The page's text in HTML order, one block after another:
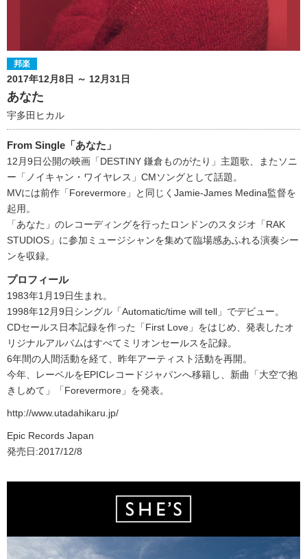
邦楽
2017年12月8日 ～ 12月31日
あなた
宇多田ヒカル
From Single「あなた」
12月9日公開の映画「DESTINY 鎌倉ものがたり」主題歌、またソニ
ー「ノイキャン・ワイヤレス」CMソングとして話題。
MVには前作「Forevermore」と同じくJamie-James Medina監督を
起用。
「あなた」のレコーディングを行ったロンドンのスタジオ「RAK
STUDIOS」に参加ミュージシャンを集めて臨場感あふれる演奏シー
ンを収録。
プロフィール
1983年1月19日生まれ。
1998年12月9日シングル「Automatic/time will tell」でデビュー。
CDセールス日本記録を作った「First Love」をはじめ、発表したオ
リジナルアルバムはすべてミリオンセールスを記録。
6年間の人間活動を経て、昨年アーティスト活動を再開。
今年、レーベルをEPICレコードジャパンへ移籍し、新曲「大空で抱
きしめて」「Forevermore」を発表。
http://www.utadahikaru.jp/
Epic Records Japan
発売日:2017/12/8